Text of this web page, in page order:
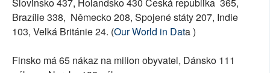
Slovinsko 437, Holandsko 430 Česká republika 365,
Brazílie 338, Německo 208, Spojené státy 207, Indie
103, Velká Británie 24. (Our World in Data )
Finsko má 65 nákaz na milion obyvatel, Dánsko 111